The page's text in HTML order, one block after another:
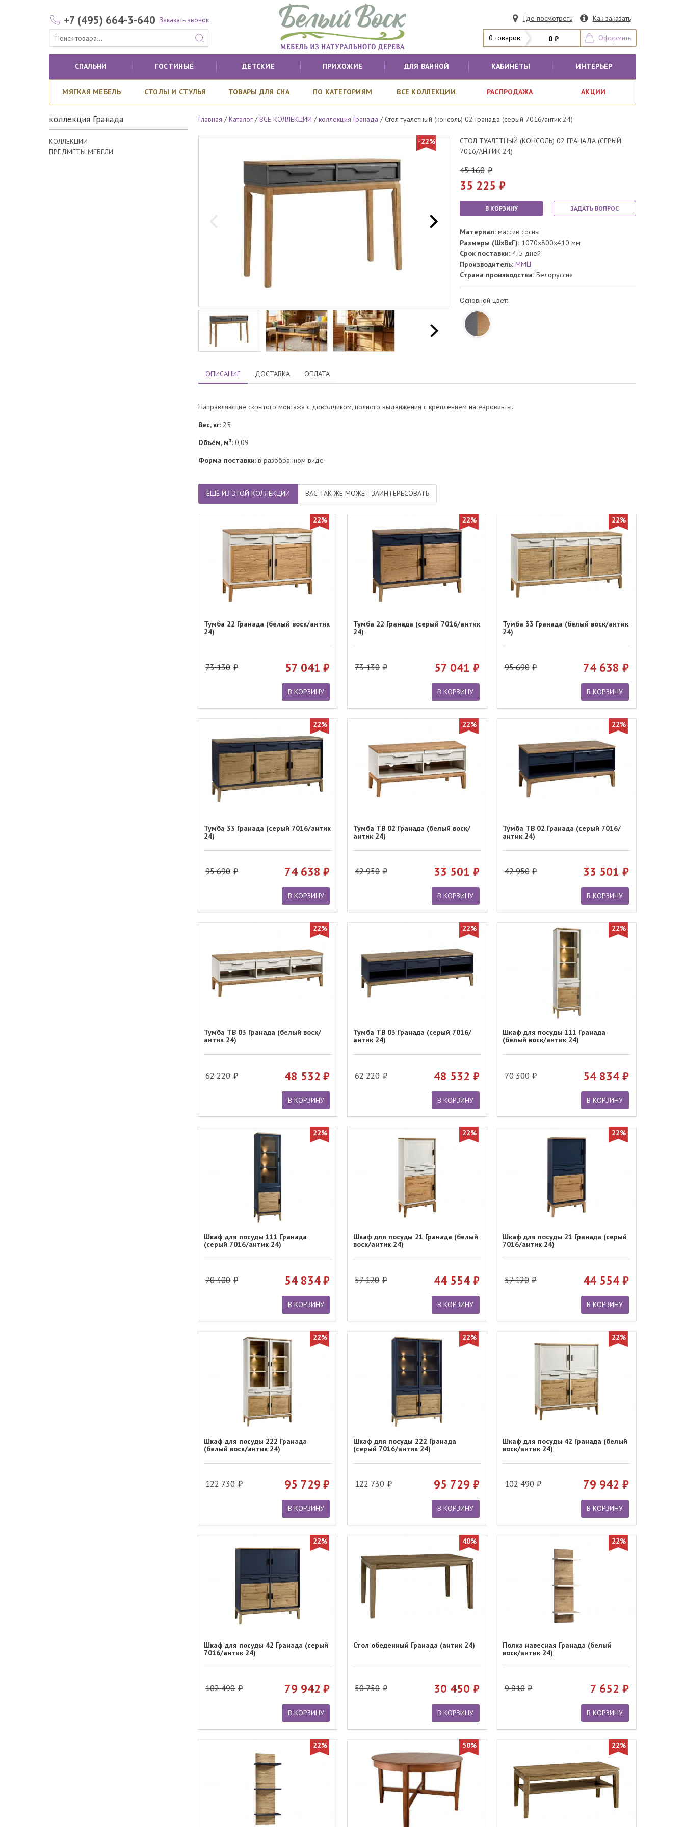
+7 (495) 664-3-640 Заказать звонок Где посмотреть Как заказать
0 товаров 0 ₽ Оформить
СПАЛЬНИ ГОСТИНЫЕ ДЕТСКИЕ ПРИХОЖИЕ ДЛЯ ВАННОЙ КАБИНЕТЫ ИНТЕРЬЕР
МЯГКАЯ МЕБЕЛЬ СТОЛЫ И СТУЛЬЯ ТОВАРЫ ДЛЯ СНА ПО КАТЕГОРИЯМ ВСЕ КОЛЛЕКЦИИ РАСПРОДАЖА АКЦИИ
коллекция Гранада
КОЛЛЕКЦИИ
ПРЕДМЕТЫ МЕБЕЛИ
Главная /Каталог /ВСЕ КОЛЛЕКЦИИ /коллекция Гранада /Стол туалетный (консоль) 02 Гранада (серый 7016/антик 24)
-22%
СТОЛ ТУАЛЕТНЫЙ (КОНСОЛЬ) 02 ГРАНАДА (СЕРЫЙ
7016/АНТИК 24)
45 160
35 225
В КОРЗИНУ ЗАДАТЬ ВОПРОС
Материал: массив сосны
Размеры (ШхВхГ): 1070x800x410 мм
Срок поставки:4-5 дней
Производитель:ММЦ
Страна производства: Белоруссия
Основной цвет:
ОПИСАНИЕ ДОСТАВКА ОПЛАТА
Направляющие скрытого монтажа с доводчиком, полного выдвижения с креплением на евровинты.
Вес, кг: 25
Объём, м³: 0,09
Форма поставки: в разобранном виде
ЕЩЁ ИЗ ЭТОЙ КОЛЛЕКЦИИ ВАС ТАК ЖЕ МОЖЕТ ЗАИНТЕРЕСОВАТЬ
22%
Тумба 22 Гранада (белый воск/антик
24)
73 130 57 041
В КОРЗИНУ
22%
Тумба 22 Гранада (серый 7016/антик
24)
73 130 57 041
В КОРЗИНУ
22%
Тумба 33 Гранада (белый воск/антик
24)
95 690 74 638
В КОРЗИНУ
22%
Тумба 33 Гранада (серый 7016/антик
24)
95 690 74 638
В КОРЗИНУ
22%
Тумба ТВ 02 Гранада (белый воск/
антик 24)
42 950 33 501
В КОРЗИНУ
22%
Тумба ТВ 02 Гранада (серый 7016/
антик 24)
42 950 33 501
В КОРЗИНУ
22%
Тумба ТВ 03 Гранада (белый воск/
антик 24)
62 220 48 532
В КОРЗИНУ
22%
Тумба ТВ 03 Гранада (серый 7016/
антик 24)
62 220 48 532
В КОРЗИНУ
22%
Шкаф для посуды 111 Гранада
(белый воск/антик 24)
70 300 54 834
В КОРЗИНУ
22%
Шкаф для посуды 111 Гранада
(серый 7016/антик 24)
70 300 54 834
В КОРЗИНУ
22%
Шкаф для посуды 21 Гранада (белый
воск/антик 24)
57 120 44 554
В КОРЗИНУ
22%
Шкаф для посуды 21 Гранада (серый
7016/антик 24)
57 120 44 554
В КОРЗИНУ
22%
Шкаф для посуды 222 Гранада
(белый воск/антик 24)
122 730 95 729
В КОРЗИНУ
22%
Шкаф для посуды 222 Гранада
(серый 7016/антик 24)
122 730 95 729
В КОРЗИНУ
22%
Шкаф для посуды 42 Гранада (белый
воск/антик 24)
102 490 79 942
В КОРЗИНУ
22%
Шкаф для посуды 42 Гранада (серый
7016/антик 24)
102 490 79 942
В КОРЗИНУ
40%
Стол обеденный Гранада (антик 24)
50 750 30 450
В КОРЗИНУ
22%
Полка навесная Гранада (белый
воск/антик 24)
9 810 7 652
В КОРЗИНУ
22% 50% 22%